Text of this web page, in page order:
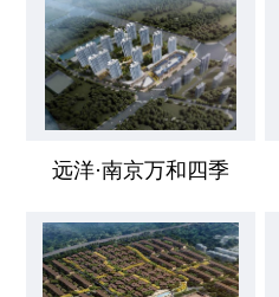
远洋·南京万和四季